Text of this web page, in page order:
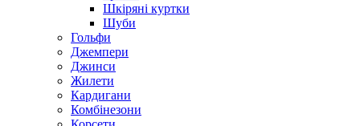
Шкіряні куртки
Шуби
Гольфи
Джемпери
Джинси
Жилети
Кардигани
Комбінезони